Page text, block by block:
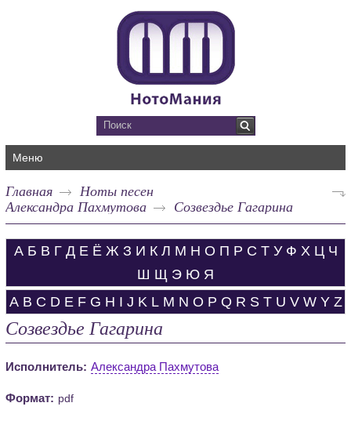
Меню
Главная
Ноты песен
Александра Пахмутова
Созвездье Гагарина
А Б В Г Д Е Ё Ж З И К Л М Н О П Р С Т У Ф Х Ц Ч
Ш Щ Э Ю Я
A B C D E F G H I J K L M N O P Q R S T U V W Y Z
Созвездье Гагарина
Исполнитель: Александра Пахмутова
Формат: pdf